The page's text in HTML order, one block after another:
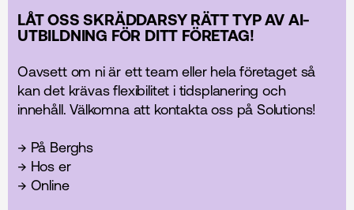
LÅT OSS SKRÄDDARSY RÄTT TYP AV AI-
UTBILDNING FÖR DITT FÖRETAG!
Oavsett om ni är ett team eller hela företaget så
kan det krävas flexibilitet i tidsplanering och
innehåll. Välkomna att kontakta oss på Solutions!
→ På Berghs
→ Hos er
→ Online